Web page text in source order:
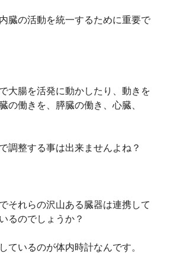
臓の活動を統一するために重要で
大腸を活発に動かしたり、動きを
の働きを、膵臓の働き、心臓、
調整する事は出来ませんよね？
それらの沢山ある臓器は連携して
るのでしょうか？
ているのが体内時計なんです。